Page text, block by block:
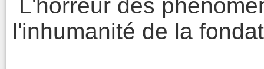
L'horreur des
l'inhumanité de la